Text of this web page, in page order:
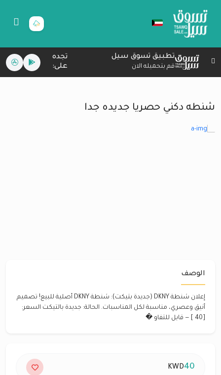
تطبيق تسوق سيل
قم بتحميله الان
تجده
على:
شنطه دكني حصريا جديده جدا
الوصف
إعلان شنطة DKNY (جديدة بتيكت): شنطة DKNY أصلية للبيع! تصميم
أنيق وعصري، مناسبة لكل المناسبات. الحالة: جديدة بالتيكت السعر:
[40 ] — قابل للتفاو �
40
KWD